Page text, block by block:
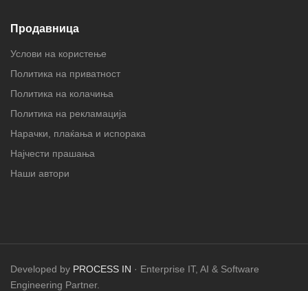
Продавница
Услови на користење
Политика на приватност
Политика на колачиња
Политика на рекламација
Нарачки, плаќања и испорака
Најчести прашања
Наши автори
Developed by PROCESS IN · Enterprise IT, AI & Software
Engineering Partner.